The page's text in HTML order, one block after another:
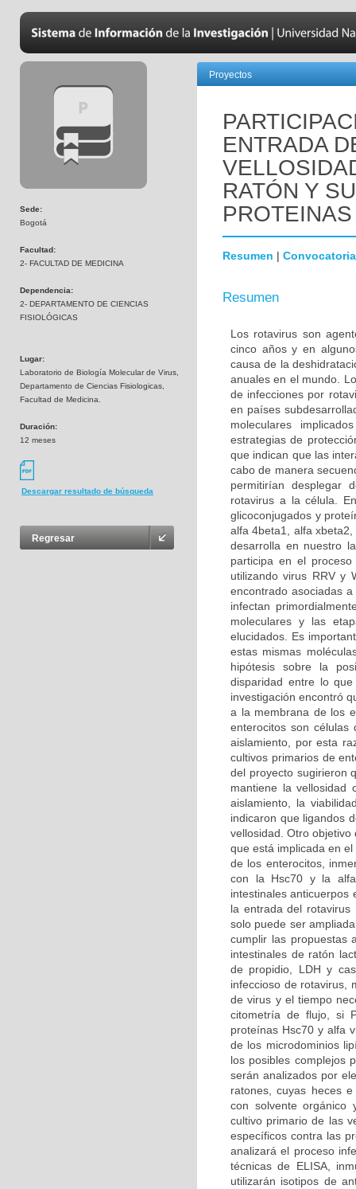
Sede:
Bogotá
Facultad:
2- FACULTAD DE MEDICINA
Dependencia:
2- DEPARTAMENTO DE CIENCIAS
FISIOLÓGICAS
Lugar:
Laboratorio de Biología Molecular de Virus,
Departamento de Ciencias Fisiologicas,
Facultad de Medicina.
Duración:
12 meses
Descargar resultado de búsqueda
Regresar
Proyectos
ENTRADA
RATÓN Y
Resumen | Convocatoria
Resumen
Los rotavirus son
cinco años y en
causa de la
anuales en el mundo.
de infecciones por
en países
moleculares
estrategias de
que indican que las
cabo de manera
permitirían desplegar
rotavirus a la célula.
glicoconjugados y
alfa 4beta1, alfa
desarrolla en nuestro
participa en el
utilizando virus RRV y
encontrado asociadas
infectan
moleculares y las
elucidados. Es
estas mismas
hipótesis sobre la
disparidad entre lo
investigación encontró
a la membrana de los
enterocitos son células
aislamiento, por esta
cultivos primarios de
del proyecto sugirieron
mantiene la vellosidad
aislamiento, la
indicaron que ligandos
vellosidad. Otro
que está implicada en
de los enterocitos,
con la Hsc70 y la alfa
intestinales anticuerpos
la entrada del
solo puede ser
cumplir las propuestas
intestinales de ratón
de propidio, LDH y
infeccioso de rotavirus,
de virus y el tiempo
citometría de flujo, si
proteínas Hsc70 y alfa
de los microdominios
los posibles complejos
serán analizados por
ratones, cuyas heces
con solvente orgánico
cultivo primario de las
específicos contra las
analizará el proceso
técnicas de ELISA,
utilizarán isotipos de